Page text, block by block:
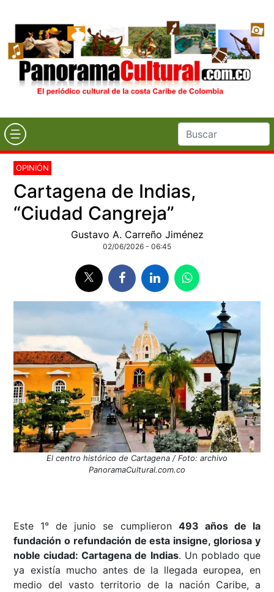
OPINIÓN
Cartagena de Indias,
“Ciudad Cangreja”
Gustavo A. Carreño Jiménez
02/06/2026 - 06:45
El centro histórico de Cartagena / Foto: archivo
PanoramaCultural.com.co
Este 1° de junio se cumplieron 493 años de la
fundación o refundación de esta insigne, gloriosa y
noble ciudad: Cartagena de Indias. Un poblado que
ya existía mucho antes de la llegada europea, en
medio del vasto territorio de la nación Caribe, a